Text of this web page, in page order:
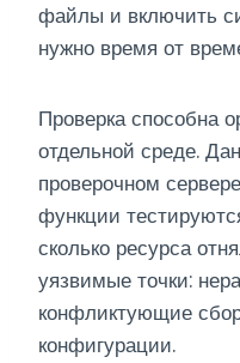
файлы и включить
нужно время от
Проверка способна
отдельной среде.
проверочном
функции
сколько ресурса
уязвимые точки:
конфликтующие
конфигурации.